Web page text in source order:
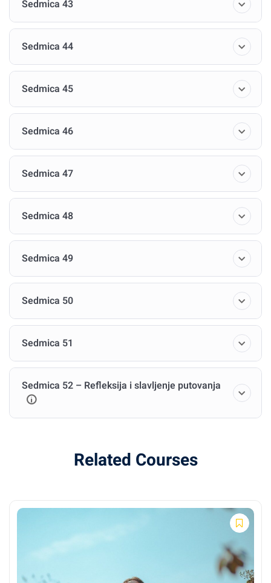
Sedmica 43
Sedmica 44
Sedmica 45
Sedmica 46
Sedmica 47
Sedmica 48
Sedmica 49
Sedmica 50
Sedmica 51
Sedmica 52 – Refleksija i slavljenje putovanja
Related Courses